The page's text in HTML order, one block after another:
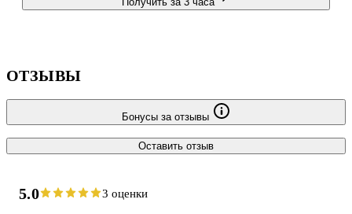
ОТЗЫВЫ
Бонусы за отзывы
Оставить отзыв
5.0 3 оценки